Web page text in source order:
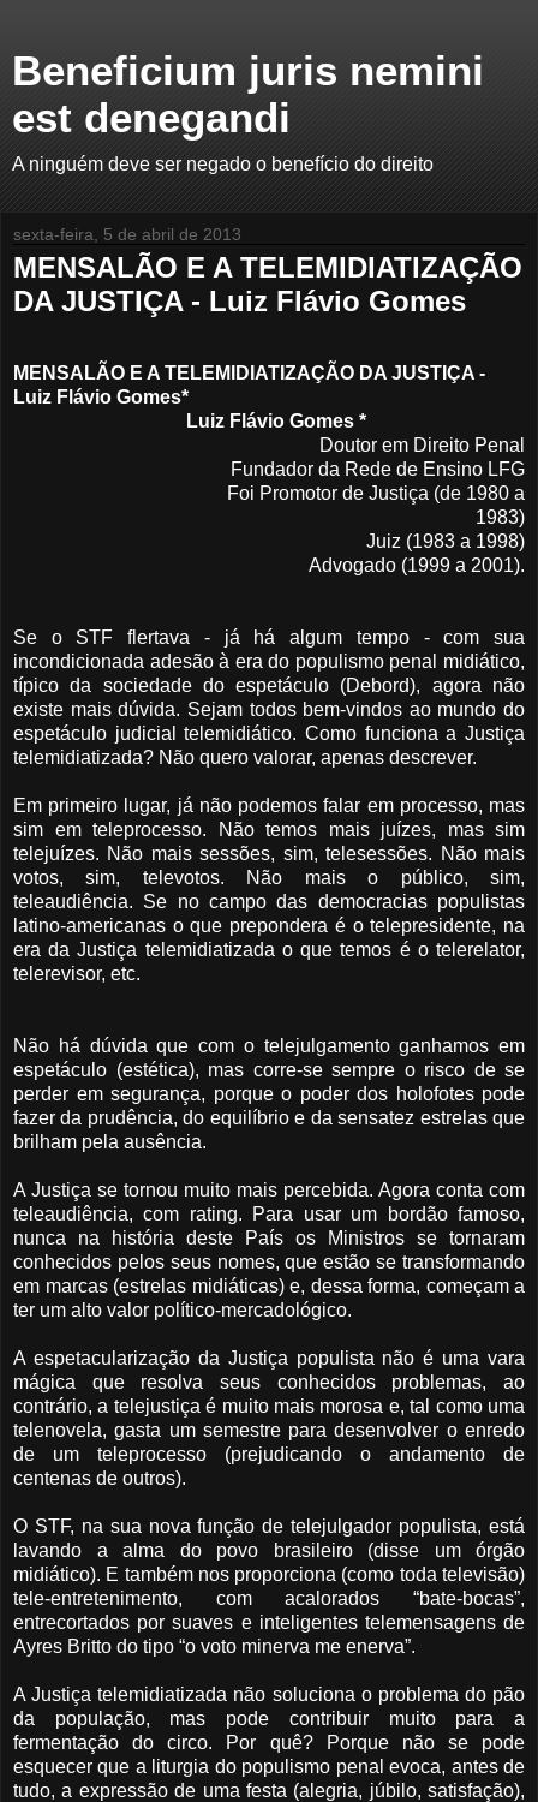
Beneficium juris nemini
est denegandi
A ninguém deve ser negado o benefício do direito
sexta-feira, 5 de abril de 2013
MENSALÃO E A TELEMIDIATIZAÇÃO
DA JUSTIÇA - Luiz Flávio Gomes
MENSALÃO E A TELEMIDIATIZAÇÃO DA JUSTIÇA -
Luiz Flávio Gomes*
Luiz Flávio Gomes *
Doutor em Direito Penal
Fundador da Rede de Ensino LFG
Foi Promotor de Justiça (de 1980 a
1983)
Juiz (1983 a 1998)
Advogado (1999 a 2001).
Se o STF flertava - já há algum tempo - com sua
incondicionada adesão à era do populismo penal midiático,
típico da sociedade do espetáculo (Debord), agora não
existe mais dúvida. Sejam todos bem-vindos ao mundo do
espetáculo judicial telemidiático. Como funciona a Justiça
telemidiatizada? Não quero valorar, apenas descrever.
Em primeiro lugar, já não podemos falar em processo, mas
sim em teleprocesso. Não temos mais juízes, mas sim
telejuízes. Não mais sessões, sim, telesessões. Não mais
votos, sim, televotos. Não mais o público, sim,
teleaudiência. Se no campo das democracias populistas
latino-americanas o que prepondera é o telepresidente, na
era da Justiça telemidiatizada o que temos é o telerelator,
telerevisor, etc.
Não há dúvida que com o telejulgamento ganhamos em
espetáculo (estética), mas corre-se sempre o risco de se
perder em segurança, porque o poder dos holofotes pode
fazer da prudência, do equilíbrio e da sensatez estrelas que
brilham pela ausência.
A Justiça se tornou muito mais percebida. Agora conta com
teleaudiência, com rating. Para usar um bordão famoso,
nunca na história deste País os Ministros se tornaram
conhecidos pelos seus nomes, que estão se transformando
em marcas (estrelas midiáticas) e, dessa forma, começam a
ter um alto valor político-mercadológico.
A espetacularização da Justiça populista não é uma vara
mágica que resolva seus conhecidos problemas, ao
contrário, a telejustiça é muito mais morosa e, tal como uma
telenovela, gasta um semestre para desenvolver o enredo
de um teleprocesso (prejudicando o andamento de
centenas de outros).
O STF, na sua nova função de telejulgador populista, está
lavando a alma do povo brasileiro (disse um órgão
midiático). E também nos proporciona (como toda televisão)
tele-entretenimento, com acalorados “bate-bocas”,
entrecortados por suaves e inteligentes telemensagens de
Ayres Britto do tipo “o voto minerva me enerva”.
A Justiça telemidiatizada não soluciona o problema do pão
da população, mas pode contribuir muito para a
fermentação do circo. Por quê? Porque não se pode
esquecer que a liturgia do populismo penal evoca, antes de
tudo, a expressão de uma festa (alegria, júbilo, satisfação),